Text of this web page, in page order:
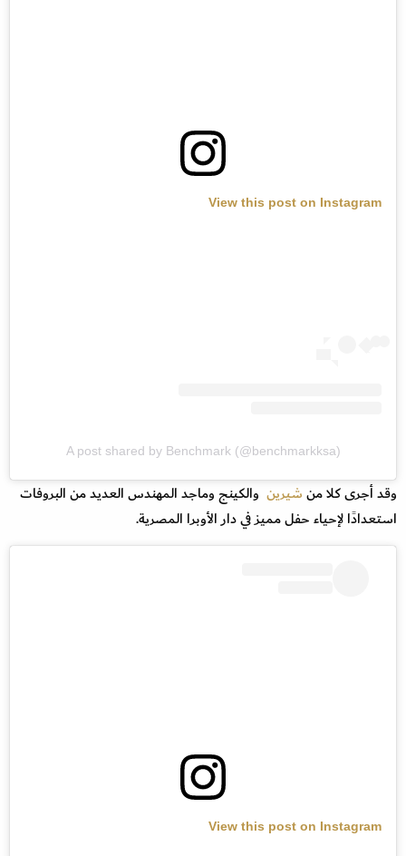
View this post on Instagram
A post shared by Benchmark (@benchmarkksa)
وقد أجرى كلا منشيرين والكينج وماجد المهندس العديد من البروفات
استعدادًا لإحياء حفل مميز في دار الأوبرا المصرية.
View this post on Instagram